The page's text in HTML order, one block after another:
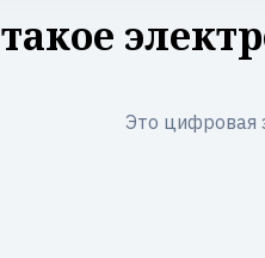
Это цифровая